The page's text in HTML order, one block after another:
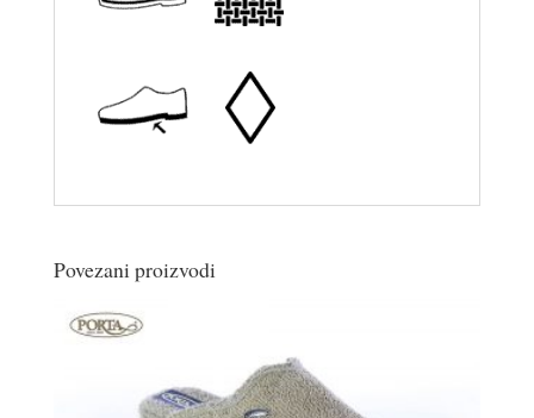
Povezani proizvodi